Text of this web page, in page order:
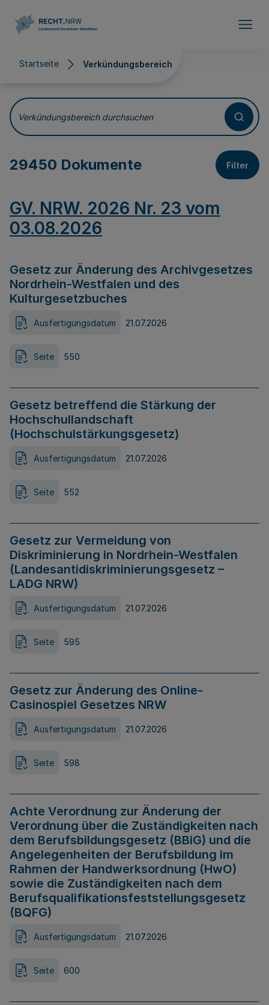
Startseite Verkündungsbereich
Verkündungsbereich
Verkündungsbereich durchsuchen
29450 Dokumente Filter
GV. NRW. 2026 Nr. 23 vom
03.08.2026
Gesetz zur Änderung des Archivgesetzes
Nordrhein-Westfalen und des
Kulturgesetzbuches
Ausfertigungsdatum 21.07.2026
Seite 550
Gesetz betreffend die Stärkung der
Hochschullandschaft
(Hochschulstärkungsgesetz)
Ausfertigungsdatum 21.07.2026
Seite 552
Gesetz zur Vermeidung von
Diskriminierung in Nordrhein-Westfalen
(Landesantidiskriminierungsgesetz –
LADG NRW)
Ausfertigungsdatum 21.07.2026
Seite 595
Gesetz zur Änderung des Online-
Casinospiel Gesetzes NRW
Ausfertigungsdatum 21.07.2026
Seite 598
Achte Verordnung zur Änderung der
Verordnung über die Zuständigkeiten nach
dem Berufsbildungsgesetz (BBiG) und die
Angelegenheiten der Berufsbildung im
Rahmen der Handwerksordnung (HwO)
sowie die Zuständigkeiten nach dem
Berufsqualifikationsfeststellungsgesetz
(BQFG)
Ausfertigungsdatum 21.07.2026
Seite 600